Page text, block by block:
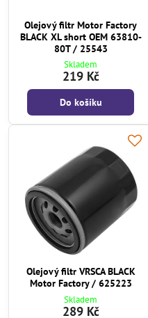
Olejový filtr Motor Factory
BLACK XL short OEM 63810-
80T / 25543
Skladem
219 Kč
Do košíku
Olejový filtr VRSCA BLACK
Motor Factory / 625223
Skladem
289 Kč